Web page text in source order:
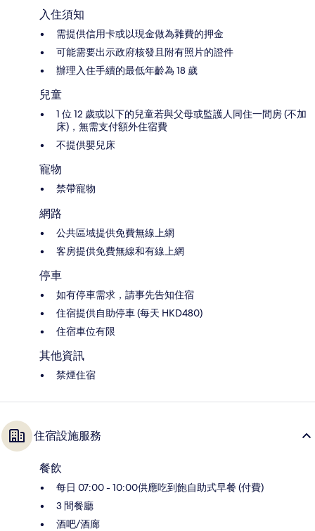
入住須知
需提供信用卡或以現金做為雜費的押金
可能需要出示政府核發且附有照片的證件
辦理入住手續的最低年齡為 18 歲
兒童
1 位 12 歲或以下的兒童若與父母或監護人同住一間房 (不加
床)，無需支付額外住宿費
不提供嬰兒床
寵物
禁帶寵物
網路
公共區域提供免費無線上網
客房提供免費無線和有線上網
停車
如有停車需求，請事先告知住宿
住宿提供自助停車 (每天 HKD480)
住宿車位有限
其他資訊
禁煙住宿
住宿設施服務
餐飲
每日 07:00 - 10:00供應吃到飽自助式早餐 (付費)
3 間餐廳
酒吧/酒廊